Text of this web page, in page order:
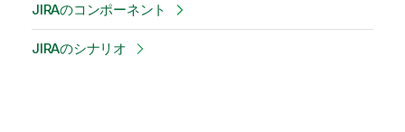
JIRAのコンポーネント
JIRAのシナリオ